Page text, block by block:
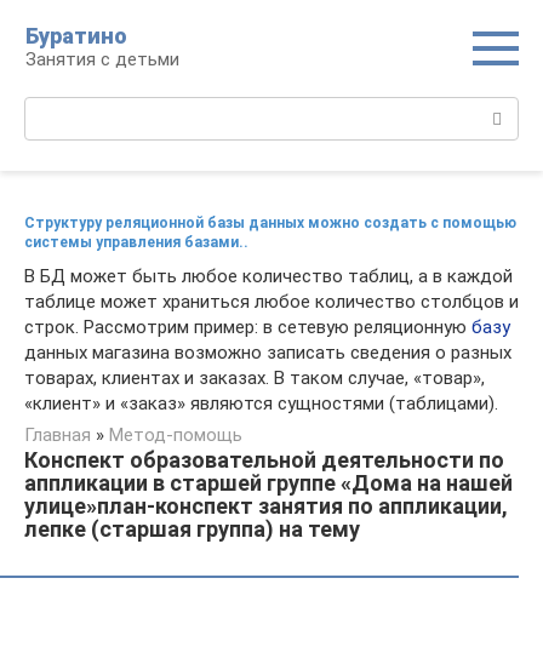
контенту
Буратино
Занятия с детьми
Структуру реляционной базы данных можно создать с помощью
системы управления базами..
В БД может быть любое количество таблиц, а в каждой
таблице может храниться любое количество столбцов и
строк. Рассмотрим пример: в сетевую реляционную базу
данных магазина возможно записать сведения о разных
товарах, клиентах и заказах. В таком случае, «товар»,
«клиент» и «заказ» являются сущностями (таблицами).
Главная » Метод-помощь
Конспект образовательной деятельности по
аппликации в старшей группе «Дома на нашей
улице»план-конспект занятия по аппликации,
лепке (старшая группа) на тему